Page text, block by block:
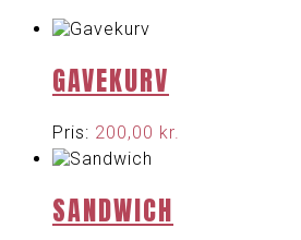
GAVEKURV
Pris: 200,00 kr.
SANDWICH